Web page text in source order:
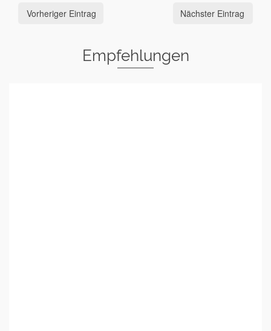
Vorheriger Eintrag Nächster Eintrag
Empfehlungen